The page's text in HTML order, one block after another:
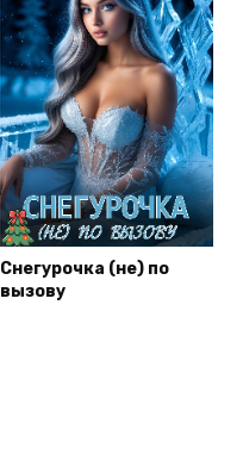
Снегурочка (не) по
вызову